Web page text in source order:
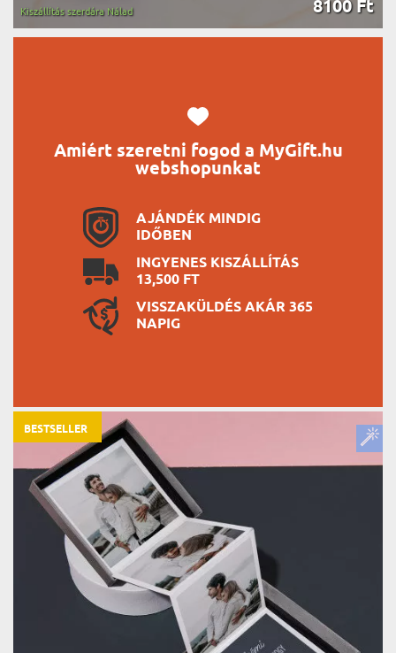
8100 Ft
Kiszállítás szerdára Nálad
Amiért szeretni fogod a MyGift.hu
webshopunkat
AJÁNDÉK MINDIG
IDŐBEN
INGYENES KISZÁLLÍTÁS
13,500 FT
VISSZAKÜLDÉS AKÁR 365
NAPIG
BESTSELLER